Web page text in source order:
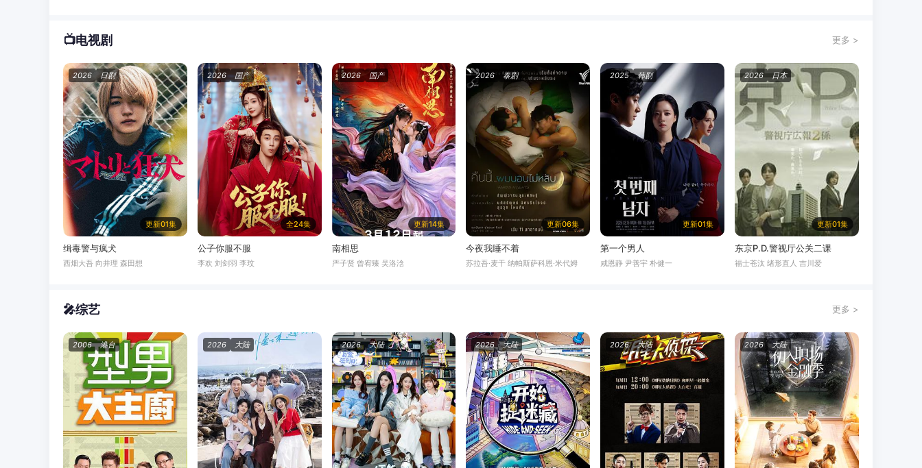
📺电视剧 更多 >
2026 日剧
更新01集
缉毒警与疯犬
西畑大吾 向井理 森田想
2026 国产
全24集
公子你服不服
李欢 刘剑羽 李玟
2026 国产
更新14集
南相思
严子贤 曾宥臻 吴洛浛
2026 泰剧
更新06集
今夜我睡不着
苏拉吾·麦干 纳帕斯萨科恩·米代姆
2025 韩剧
更新01集
第一个男人
咸恩静 尹善宇 朴健一
2026 日本
更新01集
东京P.D.警视厅公关二课
福士苍汰 绪形直人 吉川爱
🎤综艺 更多 >
2006 港台 2026 大陆 2026 大陆 2026 大陆 2026 大陆 2026 大陆